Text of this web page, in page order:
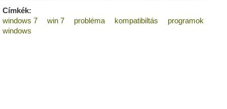
Címkék:
windows 7
win 7 probléma kompatibiltás
programok
windows